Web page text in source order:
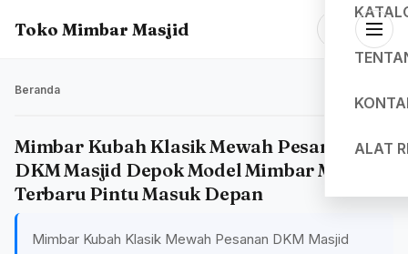
Toko Mimbar Masjid
ALAT
Beranda
Mimbar Kubah Klasik Mewah Pesanan
DKM Masjid Depok Model Mimbar Masjid
Terbaru Pintu Masuk Depan
Mimbar Kubah Klasik Mewah Pesanan DKM Masjid